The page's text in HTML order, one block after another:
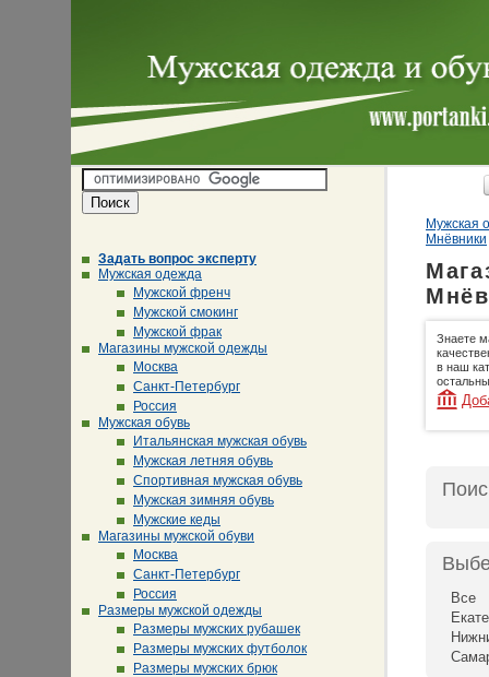
Задать вопрос эксперту
Мужская одежда
Мужской френч
Мужской смокинг
Мужской фрак
Магазины мужской одежды
Москва
Санкт-Петербург
Россия
Мужская обувь
Итальянская мужская обувь
Мужская летняя обувь
Спортивная мужская обувь
Мужская зимняя обувь
Мужские кеды
Магазины мужской обуви
Москва
Санкт-Петербург
Россия
Размеры мужской одежды
Размеры мужских рубашек
Размеры мужских футболок
Размеры мужских брюк
Мужская
Мнёвники
Знаете
в наш
Все